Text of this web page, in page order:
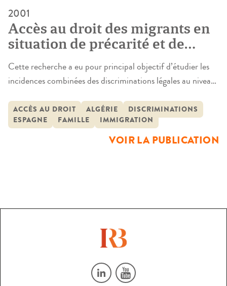
2001
Accès au droit des migrants en
situation de précarité et de
leurs enfants : une approche
pragmatique et dynamique des
discriminations légales fondées
sur la nationalité
Cette recherche a eu pour principal objectif d’étudier les
incidences combinées des discriminations légales au niveau
espagnols arrivés en France entre 1960 et 1970, ainsi qu’à
travers celle de leurs enfants. Procédant par entretiens,
nous avons recueilli des récits croisés auprès des deux
ACCÈS AU DROIT ALGÉRIE
DISCRIMINATIONS
ESPAGNE
FAMILLE IMMIGRATION
VOIR LA PUBLICATION